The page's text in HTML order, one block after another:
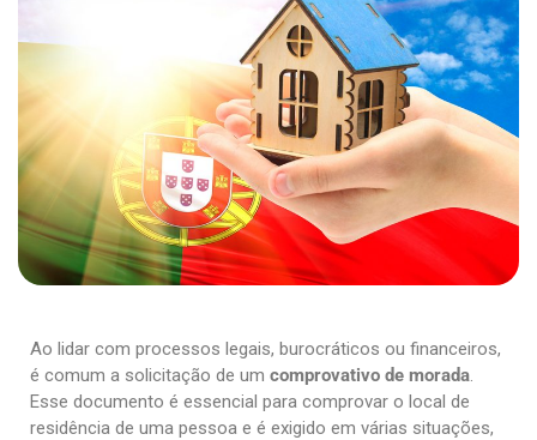
Ao lidar com processos legais, burocráticos ou financeiros,
é comum a solicitação de um comprovativo de morada.
Esse documento é essencial para comprovar o local de
residência de uma pessoa e é exigido em várias situações,